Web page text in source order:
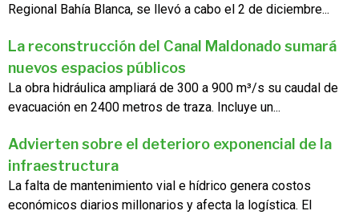
Regional Bahía Blanca, se llevó a cabo el 2 de diciembre...
La reconstrucción del Canal Maldonado sumará
nuevos espacios públicos
La obra hidráulica ampliará de 300 a 900 m³/s su caudal de
evacuación en 2400 metros de traza. Incluye un...
Advierten sobre el deterioro exponencial de la
infraestructura
La falta de mantenimiento vial e hídrico genera costos
económicos diarios millonarios y afecta la logística. El